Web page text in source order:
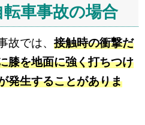
車事故の場合
故では、接触時の衝撃だ
膝を地面に強く打ちつけ
発生することがありま